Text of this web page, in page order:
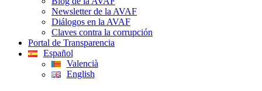
Newsletter de la AVAF
Diálogos en la AVAF
Claves contra la corrupción
Portal de Transparencia
Español
Valencià
English